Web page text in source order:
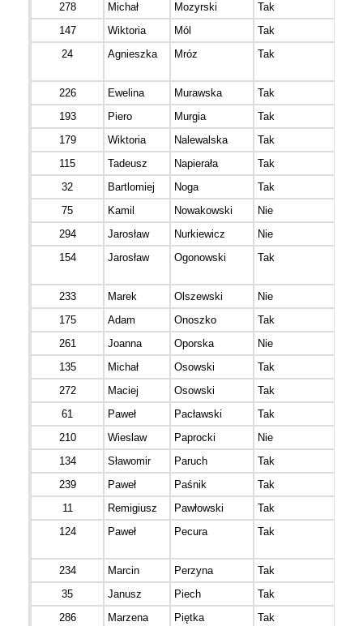
278
Michał Mozyrski
Tak
147
Wiktoria Mól
Tak
24
Agnieszka Mróz Tak
226 Ewelina Murawska
Tak
193
Piero Murgia
Tak
179
Wiktoria Nalewalska
Tak
115
Tadeusz Napierała
Tak
32
Bartlomiej Noga
Tak
75
Kamil Nowakowski
Nie
294
Jarosław Nurkiewicz
Nie
154
Jarosław Ogonowski Tak
233 Marek Olszewski
Nie
175
Adam Onoszko
Tak
261
Joanna Oporska
Nie
135
Michał Osowski
Tak
272
Maciej Osowski
Tak
61
Paweł Pacławski
Tak
210
Wieslaw Paprocki
Nie
134
Sławomir Paruch
Tak
239
Paweł Paśnik
Tak
11
Remigiusz Pawłowski
Tak
124
Paweł Pecura Tak
234 Marcin Perzyna
Tak
35
Janusz Piech
Tak
286
Marzena Piętka
Tak